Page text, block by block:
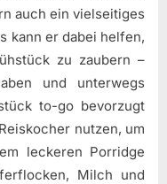
auch ein vielseitiges
kann er dabei helfen,
zu zaubern –
und unterwegs
to-go bevorzugt
nutzen, um
leckeren Porridge
Milch und